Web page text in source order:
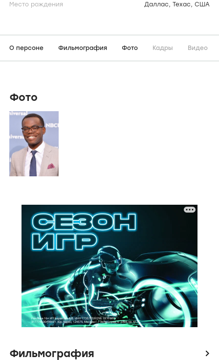
Место рождения Даллас, Техас, США
О персоне Фильмография Фото Кадры Видео
Фото
Фильмография icon